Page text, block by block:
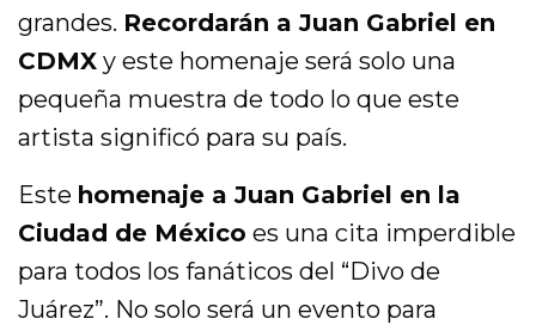
grandes. Recordarán a Juan Gabriel en
CDMX y este homenaje será solo una
pequeña muestra de todo lo que este
artista significó para su país.
Este homenaje a Juan Gabriel en la
Ciudad de México es una cita imperdible
para todos los fanáticos del “Divo de
Juárez”. No solo será un evento para